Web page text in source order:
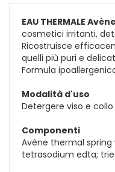
EAU THERMALE
cosmetici irritanti,
Ricostruisce
quelli più puri e
Formula
Modalità d'uso
Detergere viso e
Componenti
Avène thermal
tetrasodium edta;